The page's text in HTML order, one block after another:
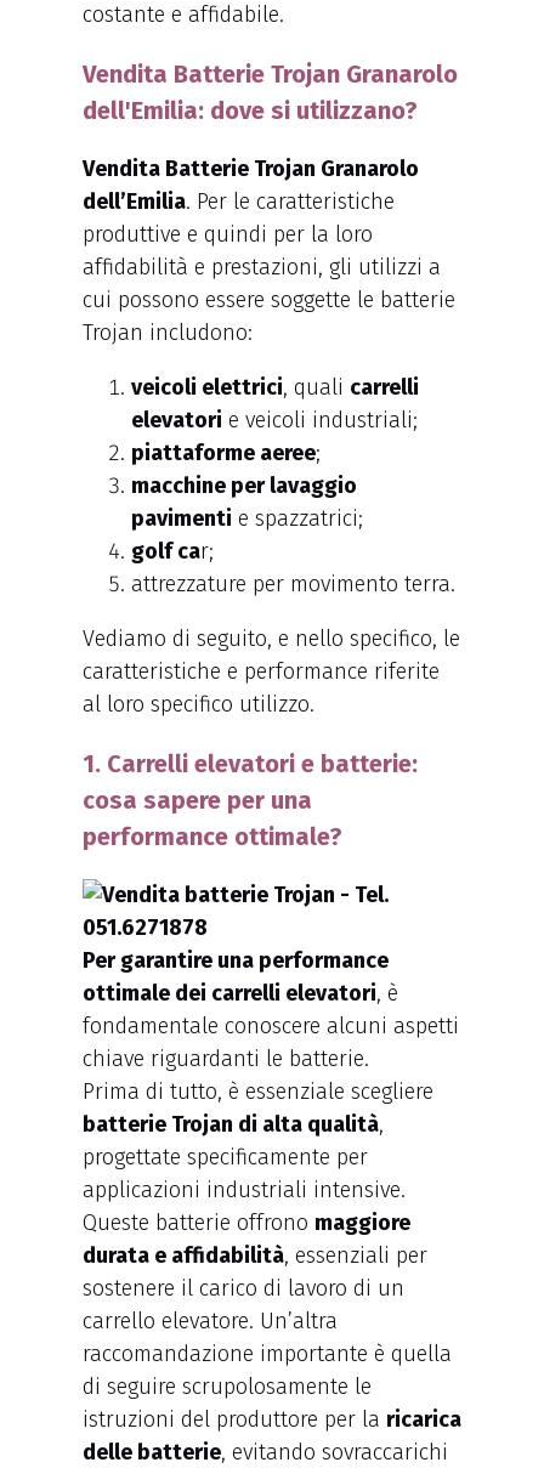
costante e affidabile.
Vendita Batterie Trojan Granarolo
dell'Emilia: dove si utilizzano?
Vendita Batterie Trojan Granarolo
dell’Emilia. Per le caratteristiche
produttive e quindi per la loro
affidabilità e prestazioni, gli utilizzi a
cui possono essere soggette le batterie
Trojan includono:
veicoli elettrici, quali carrelli
elevatori e veicoli industriali;
piattaforme aeree;
macchine per lavaggio
pavimenti e spazzatrici;
golf car;
attrezzature per movimento terra.
Vediamo di seguito, e nello specifico, le
caratteristiche e performance riferite
al loro specifico utilizzo.
1. Carrelli elevatori e batterie:
cosa sapere per una
performance ottimale?
Per garantire una performance
ottimale dei carrelli elevatori, è
fondamentale conoscere alcuni aspetti
chiave riguardanti le batterie.
Prima di tutto, è essenziale scegliere
batterie Trojan di alta qualità,
progettate specificamente per
applicazioni industriali intensive.
Queste batterie offrono maggiore
durata e affidabilità, essenziali per
sostenere il carico di lavoro di un
carrello elevatore. Un’altra
raccomandazione importante è quella
di seguire scrupolosamente le
istruzioni del produttore per la ricarica
delle batterie, evitando sovraccarichi